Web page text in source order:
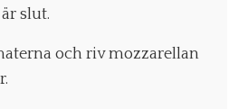
slut.
och riv mozzarellan